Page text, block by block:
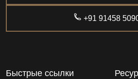
+91 91458
Быстрые ссылки